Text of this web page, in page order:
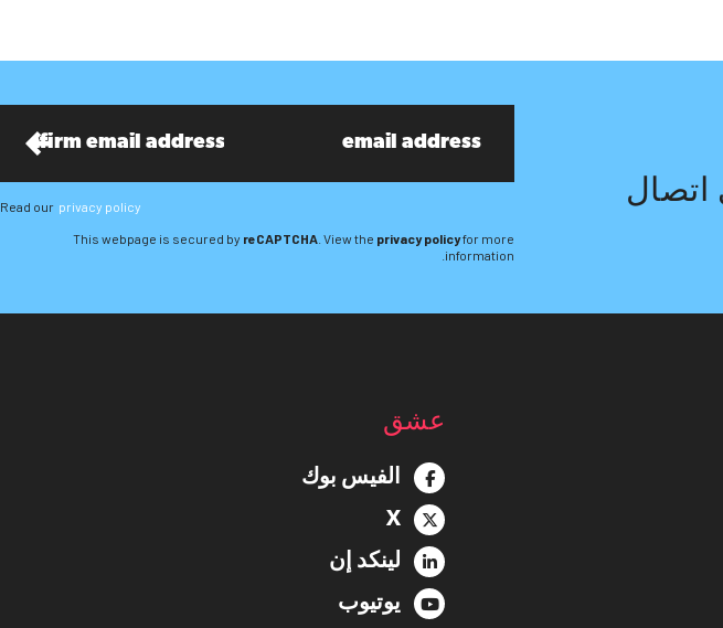
Read our privacy policy
This webpage is secured by reCAPTCHA . View the privacy policyfor more
information.
عشق
الفيس بوك
X
لينكد إن
يوتيوب